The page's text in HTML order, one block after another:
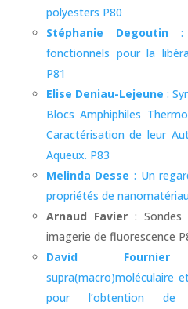
polyesters P80
Stéphanie Degoutin:
fonctionnels pour la
P81
Elise Deniau-Lejeune :
Blocs Amphiphiles
Caractérisation de leur
Aqueux. P83
Melinda Desse : Un
propriétés de
Arnaud Favier :
imagerie de fluorescence
David Fournier :
supra(macro)moléculaire
pour l’obtention de